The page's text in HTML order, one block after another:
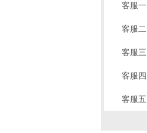
客服一
客服二
客服三
客服四
客服五